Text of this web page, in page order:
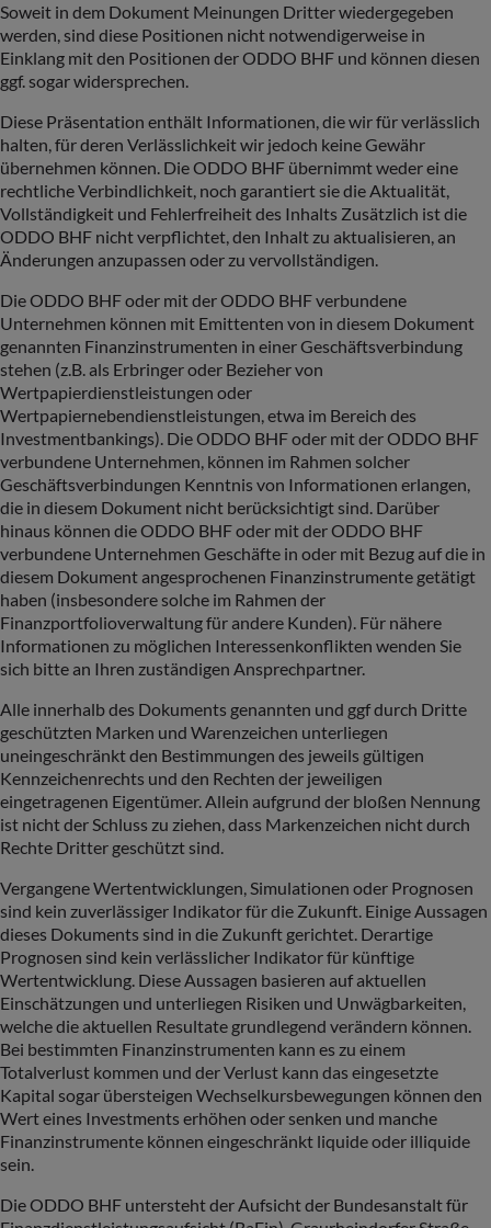
Soweit in dem Dokument Meinungen Dritter wiedergegeben
werden, sind diese Positionen nicht notwendigerweise in
Einklang mit den Positionen der ODDO BHF und können diesen
ggf. sogar widersprechen.
Diese Präsentation enthält Informationen, die wir für verlässlich
halten, für deren Verlässlichkeit wir jedoch keine Gewähr
übernehmen können. Die ODDO BHF übernimmt weder eine
rechtliche Verbindlichkeit, noch garantiert sie die Aktualität,
Vollständigkeit und Fehlerfreiheit des Inhalts Zusätzlich ist die
ODDO BHF nicht verpflichtet, den Inhalt zu aktualisieren, an
Änderungen anzupassen oder zu vervollständigen.
Die ODDO BHF oder mit der ODDO BHF verbundene
Unternehmen können mit Emittenten von in diesem Dokument
genannten Finanzinstrumenten in einer Geschäftsverbindung
stehen (z.B. als Erbringer oder Bezieher von
Wertpapierdienstleistungen oder
Wertpapiernebendienstleistungen, etwa im Bereich des
Investmentbankings). Die ODDO BHF oder mit der ODDO BHF
verbundene Unternehmen, können im Rahmen solcher
Geschäftsverbindungen Kenntnis von Informationen erlangen,
die in diesem Dokument nicht berücksichtigt sind. Darüber
hinaus können die ODDO BHF oder mit der ODDO BHF
verbundene Unternehmen Geschäfte in oder mit Bezug auf die in
diesem Dokument angesprochenen Finanzinstrumente getätigt
haben (insbesondere solche im Rahmen der
Finanzportfolioverwaltung für andere Kunden). Für nähere
Informationen zu möglichen Interessenkonflikten wenden Sie
sich bitte an Ihren zuständigen Ansprechpartner.
Alle innerhalb des Dokuments genannten und ggf durch Dritte
geschützten Marken und Warenzeichen unterliegen
uneingeschränkt den Bestimmungen des jeweils gültigen
Kennzeichenrechts und den Rechten der jeweiligen
eingetragenen Eigentümer. Allein aufgrund der bloßen Nennung
ist nicht der Schluss zu ziehen, dass Markenzeichen nicht durch
Rechte Dritter geschützt sind.
Vergangene Wertentwicklungen, Simulationen oder Prognosen
sind kein zuverlässiger Indikator für die Zukunft. Einige Aussagen
dieses Dokuments sind in die Zukunft gerichtet. Derartige
Prognosen sind kein verlässlicher Indikator für künftige
Wertentwicklung. Diese Aussagen basieren auf aktuellen
Einschätzungen und unterliegen Risiken und Unwägbarkeiten,
welche die aktuellen Resultate grundlegend verändern können.
Bei bestimmten Finanzinstrumenten kann es zu einem
Totalverlust kommen und der Verlust kann das eingesetzte
Kapital sogar übersteigen Wechselkursbewegungen können den
Wert eines Investments erhöhen oder senken und manche
Finanzinstrumente können eingeschränkt liquide oder illiquide
sein.
Die ODDO BHF untersteht der Aufsicht der Bundesanstalt für